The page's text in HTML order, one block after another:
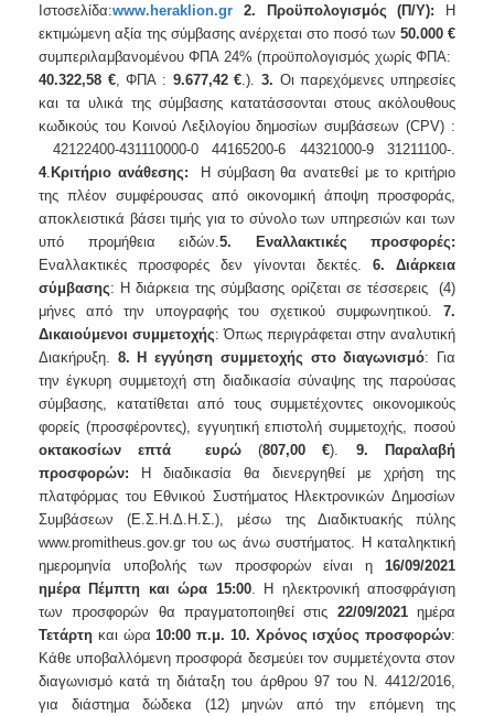
ΔΗΜΟΤΗΣ
ΕΠΙΣΚΕΠΤΗΣ
ΗΡΑΚΛΕΙΟ
Ιστοσελίδα:www.heraklion.gr 2. Προϋπολογισμός (Π/Υ): Η
εκτιμώμενη αξία της σύμβασης ανέρχεται στο ποσό των 50.000 €
συμπεριλαμβανομένου ΦΠΑ 24% (προϋπολογισμός χωρίς ΦΠΑ:
40.322,58 €, ΦΠΑ : 9.677,42 € .).3. Οι παρεχόμενες υπηρεσίες
και τα υλικά της σύμβασης κατατάσσονται στους ακόλουθους
κωδικούς του Κοινού Λεξιλογίου δημοσίων συμβάσεων (CPV) :
42122400-431110000-0 44165200-6 44321000-9 31211100-.
4. Κριτήριο ανάθεσης: Η σύμβαση θα ανατεθεί με το κριτήριο
της πλέον συμφέρουσας από οικονομική άποψη προσφοράς,
αποκλειστικά βάσει τιμής για το σύνολο των υπηρεσιών και των
υπό προμήθεια ειδών. 5. Εναλλακτικές προσφορές:
Εναλλακτικές προσφορές δεν γίνονται δεκτές. 6. Διάρκεια
σύμβασης: Η διάρκεια της σύμβασης ορίζεται σε τέσσερεις (4)
μήνες από την υπογραφής του σχετικού συμφωνητικού. 7.
Δικαιούμενοι συμμετοχής: Όπως περιγράφεται στην αναλυτική
Διακήρυξη. 8. Η εγγύηση συμμετοχής στο διαγωνισμό: Για
την έγκυρη συμμετοχή στη διαδικασία σύναψης της παρούσας
σύμβασης, κατατίθεται από τους συμμετέχοντες οικονομικούς
φορείς (προσφέροντες), εγγυητική επιστολή συμμετοχής, ποσού
οκτακοσίων επτά ευρώ(807,00 €). 9. Παραλαβή
προσφορών: Η διαδικασία θα διενεργηθεί με χρήση της
πλατφόρμας του Εθνικού Συστήματος Ηλεκτρονικών Δημοσίων
Συμβάσεων (Ε.Σ.Η.Δ.Η.Σ.), μέσω της Διαδικτυακής πύλης
www.promitheus.gov.gr του ως άνω συστήματος. Η καταληκτική
ημερομηνία υποβολής των προσφορών είναι η 16/09/2021
ημέρα Πέμπτη και ώρα 15:00. Η ηλεκτρονική αποσφράγιση
των προσφορών θα πραγματοποιηθεί στις 22/09/2021ημέρα
Τετάρτη και ώρα 10:00 π.μ. 10. Χρόνος ισχύος προσφορών:
Κάθε υποβαλλόμενη προσφορά δεσμεύει τον συμμετέχοντα στον
διαγωνισμό κατά τη διάταξη του άρθρου 97 του Ν. 4412/2016,
για διάστημα δώδεκα (12) μηνών από την επόμενη της